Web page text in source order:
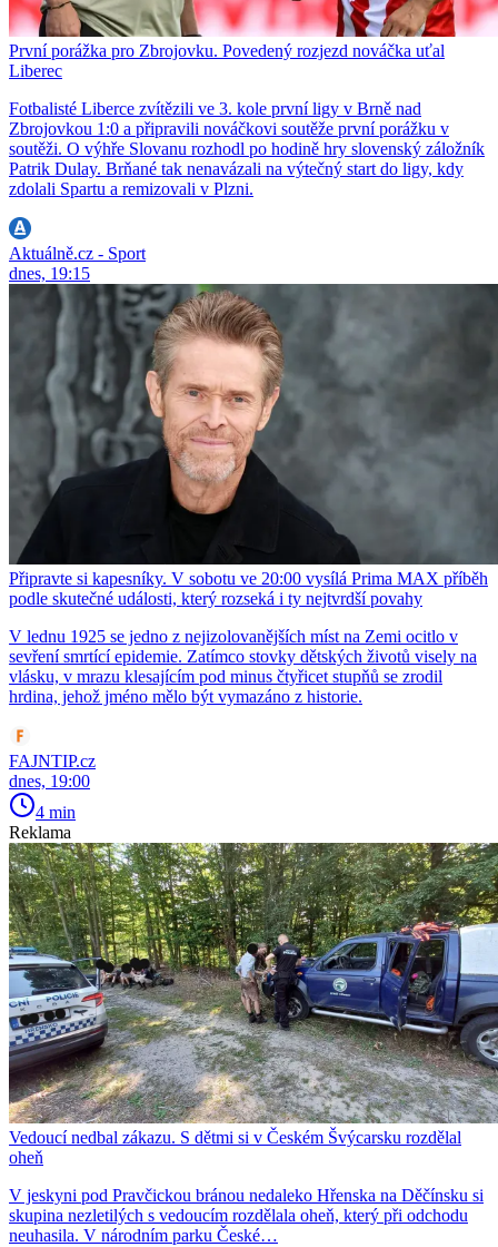
První porážka pro Zbrojovku. Povedený rozjezd nováčka uťal
Liberec
Fotbalisté Liberce zvítězili ve 3. kole první ligy v Brně nad
Zbrojovkou 1:0 a připravili nováčkovi soutěže první porážku v
soutěži. O výhře Slovanu rozhodl po hodině hry slovenský záložník
Patrik Dulay. Brňané tak nenavázali na výtečný start do ligy, kdy
zdolali Spartu a remizovali v Plzni.
Aktuálně.cz - Sport
dnes, 19:15
Připravte si kapesníky. V sobotu ve 20:00 vysílá Prima MAX příběh
podle skutečné události, který rozseká i ty nejtvrdší povahy
V lednu 1925 se jedno z nejizolovanějších míst na Zemi ocitlo v
sevření smrtící epidemie. Zatímco stovky dětských životů visely na
vlásku, v mrazu klesajícím pod minus čtyřicet stupňů se zrodil
hrdina, jehož jméno mělo být vymazáno z historie.
FAJNTIP.cz
dnes, 19:00
4 min
Reklama
Vedoucí nedbal zákazu. S dětmi si v Českém Švýcarsku rozdělal
oheň
V jeskyni pod Pravčickou bránou nedaleko Hřenska na Děčínsku si
skupina nezletilých s vedoucím rozdělala oheň, který při odchodu
neuhasila. V národním parku České…